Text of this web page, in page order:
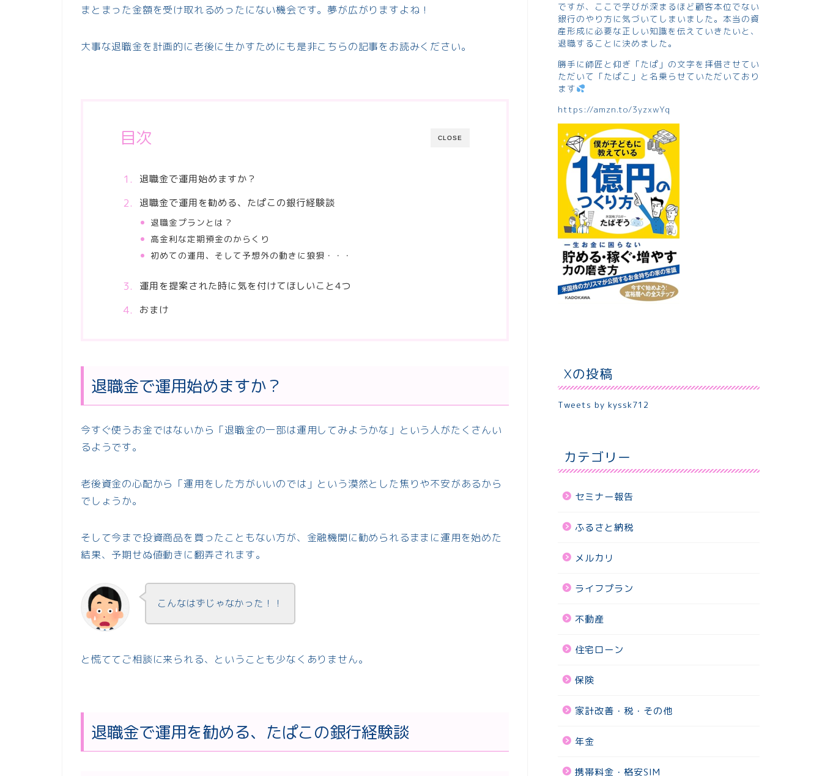
まとまった金額を受け取れるめったにない機会です。夢が広がりますよね！
大事な退職金を計画的に老後に生かすためにも是非こちらの記事をお読みください。
CLOSE
目次
退職金で運用始めますか？
退職金で運用を勧める、たぱこの銀行経験談
退職金プランとは？
高金利な定期預金のからくり
初めての運用、そして予想外の動きに狼狽・・・
運用を提案された時に気を付けてほしいこと4つ
おまけ
退職金で運用始めますか？
今すぐ使うお金ではないから「退職金の一部は運用してみようかな」という人がたくさんい
るようです。
老後資金の心配から「運用をした方がいいのでは」という漠然とした焦りや不安があるから
でしょうか。
そして今まで投資商品を買ったこともない方が、金融機関に勧められるままに運用を始めた
結果、予期せぬ値動きに翻弄されます。
こんなはずじゃなかった！！
と慌ててご相談に来られる、ということも少なくありません。
退職金で運用を勧める、たぱこの銀行経験談
ですが、ここで学びが深まるほど顧客本位でない
銀行のやり方に気づいてしまいました。本当の資
産形成に必要な正しい知識を伝えていきたいと、
退職することに決めました。
勝手に師匠と仰ぎ「たぱ」の文字を拝借させてい
ただいて「たぱこ」と名乗らせていただいており
ます
https://amzn.to/3yzxwYq
Xの投稿
Tweets by kyssk712
カテゴリー
セミナー報告
ふるさと納税
メルカリ
ライフプラン
不動産
住宅ローン
保険
家計改善・税・その他
年金
携帯料金・格安SIM